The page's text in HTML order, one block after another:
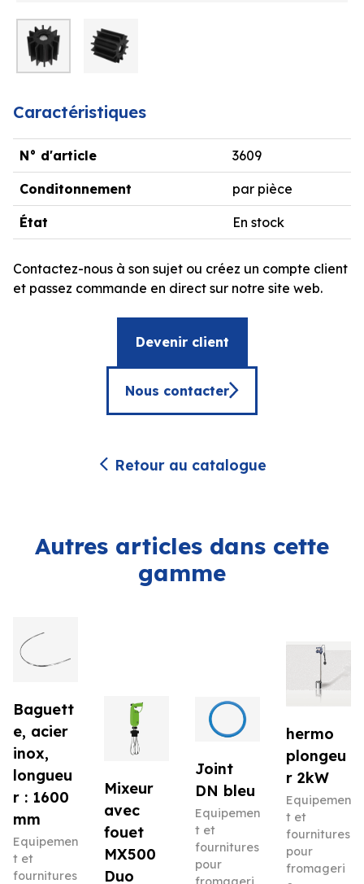
Caractéristiques
N° d'article 3609
Conditonnement par pièce
État En stock
Contactez-nous à son sujet ou créez un compte client
et passez commande en direct sur notre site web.
Devenir client
Nous contacter
Retour au catalogue
Autres articles dans cette
gamme
Baguett
e, acier
inox,
longueu
r : 1600
mm
Equipemen
t et
fournitures
Mixeur
avec
fouet
MX500
Duo
Joint
DN bleu
Equipemen
t et
fournitures
pour
hermo
plongeu
r 2kW
Equipemen
t et
fournitures
pour
fromageri